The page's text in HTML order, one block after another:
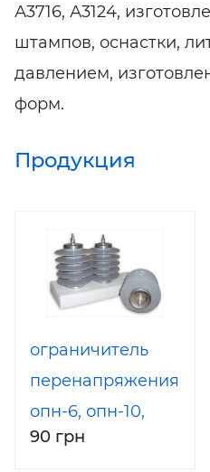
А3716, А3124,
штампов, оснастки,
давлением,
форм.
Продукция
ограничитель
перенапряжения
опн-6, опн-10,
опн-20, опн-0.38,
90 грн